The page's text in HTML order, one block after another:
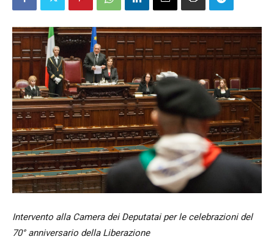
Intervento alla Camera dei Deputatai per le celebrazioni del
70° anniversario della Liberazione